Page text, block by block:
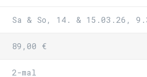
Sa & So, 14. & 15.03.26,
89,00 €
2-mal